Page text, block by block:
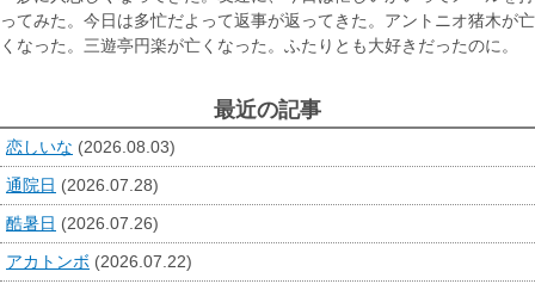
ってみた。今日は多忙だよって返事が返ってきた。アントニオ猪木が亡
くなった。三遊亭円楽が亡くなった。ふたりとも大好きだったのに。
最近の記事
恋しいな (2026.08.03)
通院日 (2026.07.28)
酷暑日 (2026.07.26)
アカトンボ (2026.07.22)